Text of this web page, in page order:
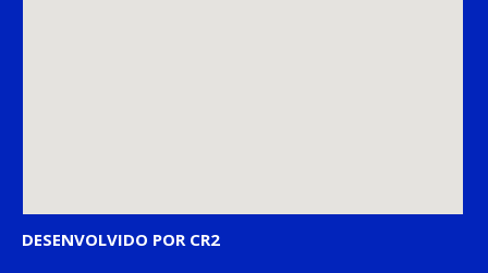
DESENVOLVIDO POR CR2